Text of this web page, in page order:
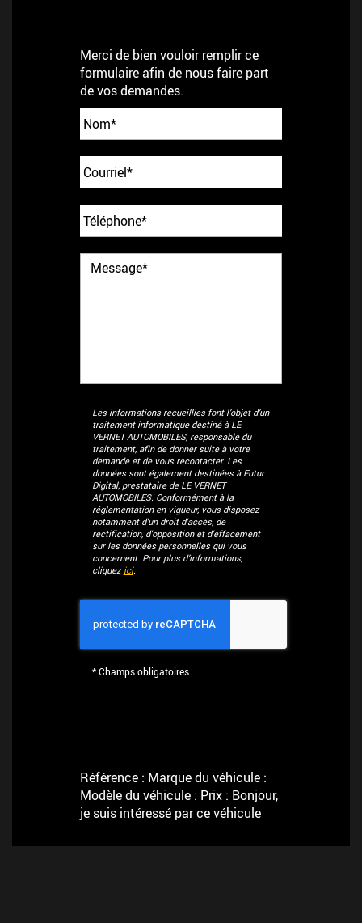
Merci de bien vouloir remplir ce
formulaire afin de nous faire part
de vos demandes.
Les informations recueillies font l’objet d’un
traitement informatique destiné àLE
VERNET AUTOMOBILES, responsable du
traitement, afin de donner suite à votre
demande et de vous recontacter. Les
données sont également destinées à Futur
Digital, prestataire de LE VERNET
AUTOMOBILES. Conformément à la
réglementation en vigueur, vous disposez
notamment d'un droit d'accès, de
rectification, d'opposition et d'effacement
sur les données personnelles qui vous
concernent. Pour plus d’informations,
cliquez ici.
*Champs obligatoires
Référence : Marque du véhicule :
Modèle du véhicule : Prix : Bonjour,
je suis intéressé par ce véhicule